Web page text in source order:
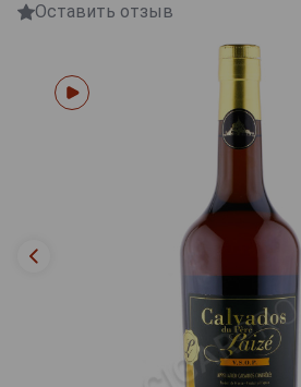
Оставить отзыв